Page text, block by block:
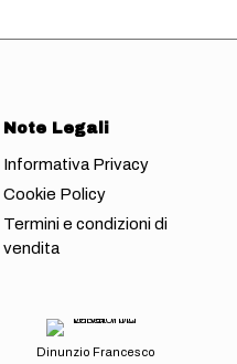
Note Legali
Informativa Privacy
Cookie Policy
Termini e condizioni di
vendita
Dinunzio Francesco